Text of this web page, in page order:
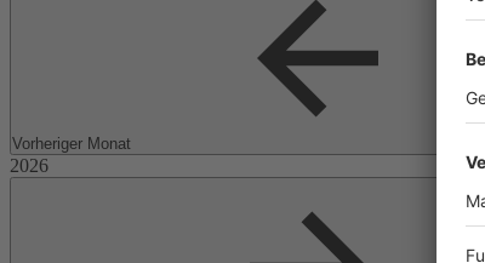
Vorheriger Monat